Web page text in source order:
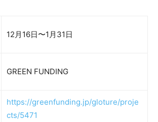
12月16日〜1月31日
GREEN FUNDING
https://greenfunding.jp/gloture/proje
cts/5471